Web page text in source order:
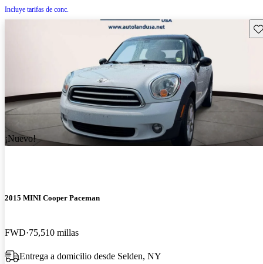
Incluye tarifas de conc.
¡Nuevo!
2015 MINI Cooper Paceman
FWD 75,510 millas
Entrega a domicilio desde Selden, NY